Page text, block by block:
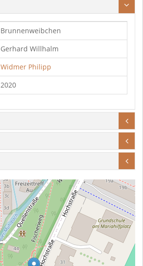
Brunnenweibchen
Gerhard Willhalm
Widmer Philipp
2020